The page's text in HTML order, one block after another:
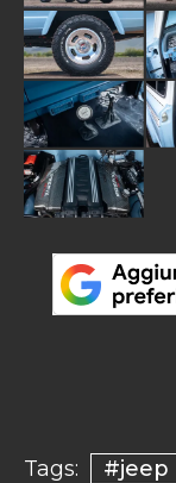
Tags: #jeep